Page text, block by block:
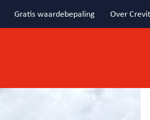
Gratis waardebepaling Over